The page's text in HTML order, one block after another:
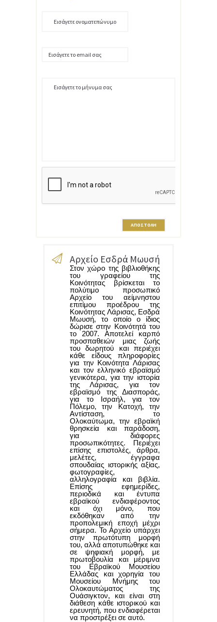
Αρχείο Εσδρά Μωυσή
Στον χώρο της βιβλιοθήκης
του γραφείου της
Κοινότητας βρίσκεται το
πολύτιμο προσωπικό
Αρχείο του αείμνηστου
επιτίμου προέδρου της
Κοινότητας Λάρισας, Εσδρά
Μωυσή, το οποίο ο ίδιος
δώρισε στην Κοινότητά του
το 2007. Αποτελεί καρπό
προσπαθειών μιας ζωής
του δωρητού και περιέχει
κάθε είδους πληροφορίες
για την Κοινότητα Λάρισας
και τον ελληνικό εβραϊσμό
γενικότερα, για την ιστορία
της Λάρισας, για τον
εβραϊσμό της Διασποράς,
για το Ισραήλ, για τον
Πόλεμο, την Κατοχή, την
Αντίσταση, το
Ολοκαύτωμα, την εβραϊκή
θρησκεία και παράδοση,
για διάφορες
προσωπικότητες. Περιέχει
επίσης επιστολές, άρθρα,
μελέτες, έγγραφα
σπουδαίας ιστορικής αξίας,
φωτογραφίες,
αλληλογραφία και βιβλία.
Επίσης εφημερίδες,
περιοδικά και έντυπα
εβραϊκού ενδιαφέροντος
και όχι μόνο, που
εκδόθηκαν από την
προπολεμική εποχή μέχρι
σήμερα. Το Αρχείο υπάρχει
στην πρωτότυπη μορφή
του, αλλά αποτυπώθηκε και
σε ψηφιακή μορφή, με
πρωτοβουλία και μέριμνα
του Εβραϊκού Μουσείου
Ελλάδας και χορηγία του
Μουσείου Μνήμης του
Ολοκαυτώματος της
Ουάσιγκτον, και είναι στη
διάθεση κάθε ιστορικού και
ερευνητή, που ενδιαφέρεται
να προστρέξει σε αυτό.